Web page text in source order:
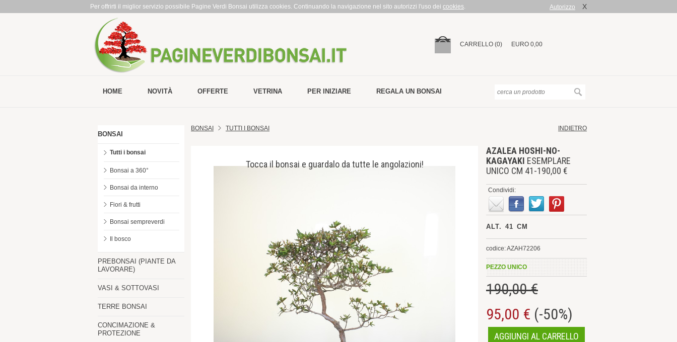
Per offrirti il miglior servizio possibile Pagine Verdi Bonsai utilizza cookies. Continuando la navigazione nel sito autorizzi l'uso dei cookies. Autorizzo X
CARRELLO (0) EURO 0,00
HOME NOVITÀ OFFERTE VETRINA PER INIZIARE REGALA UN BONSAI
BONSAI
Tutti i bonsai
Bonsai a 360°
Bonsai da interno
Fiori & frutti
Bonsai sempreverdi
Il bosco
PREBONSAI (PIANTE DA
LAVORARE)
VASI & SOTTOVASI
TERRE BONSAI
CONCIMAZIONE &
PROTEZIONE
BONSAI TUTTI I BONSAI INDIETRO
Tocca il bonsai e guardalo da tutte le angolazioni!
AZALEA HOSHI-NO-
KAGAYAKI ESEMPLARE
UNICO CM 41-190,00 €
Condividi:
ALT. 41 CM
codice: AZAH72206
PEZZO UNICO
190,00 €
95,00 € (-50%)
AGGIUNGI AL CARRELLO